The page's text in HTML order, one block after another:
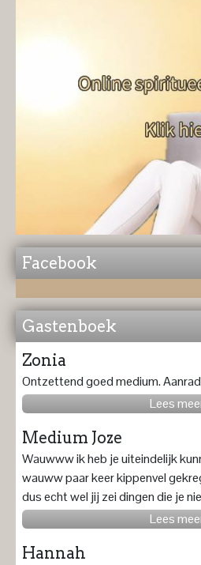
Facebook
Gastenboek
Zonia
Ontzettend goed medium.
Lees
Medium Joze
Wauwww ik heb je uiteindelijk
wauww paar keer kippenvel
dus echt wel jij zei dingen die je
Lees
Hannah